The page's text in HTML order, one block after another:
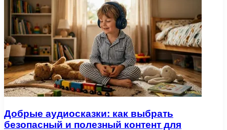
Добрые аудиосказки: как выбрать
безопасный и полезный контент для